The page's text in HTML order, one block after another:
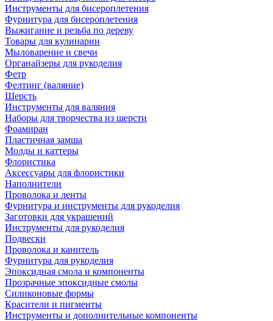
Инструменты для бисероплетения
Фурнитура для бисероплетения
Выжигание и резьба по дереву
Товары для кулинарии
Мыловарение и свечи
Органайзеры для рукоделия
Фетр
Фелтинг (валяние)
Шерсть
Инструменты для валяния
Наборы для творчества из шерсти
Фоамиран
Пластичная замша
Молды и каттеры
Флористика
Аксессуары для флористики
Наполнители
Проволока и ленты
Фурнитура и инструменты для рукоделия
Заготовки для украшений
Инструменты для рукоделия
Подвески
Проволока и канитель
Фурнитура для рукоделия
Эпоксидная смола и компоненты
Прозрачные эпоксидные смолы
Силиконовые формы
Красители и пигменты
Инструменты и дополнительные компоненты